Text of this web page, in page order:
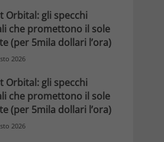
Orbital: gli specchi
che promettono il sole
(per 5mila dollari l’ora)
2026
Orbital: gli specchi
che promettono il sole
(per 5mila dollari l’ora)
2026